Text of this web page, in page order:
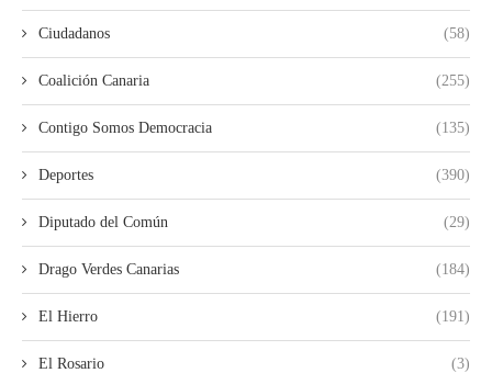
Ciudadanos (58)
Coalición Canaria (255)
Contigo Somos Democracia (135)
Deportes (390)
Diputado del Común (29)
Drago Verdes Canarias (184)
El Hierro (191)
El Rosario (3)